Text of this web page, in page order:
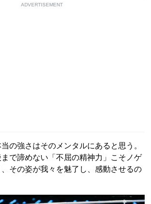
ADVERTISEMENT
の強さはそのメンタルにあると思う。
で諦めない「不屈の精神力」こそノゲ
その姿が我々を魅了し、感動させるの